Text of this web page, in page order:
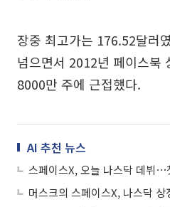
장중 최고가는 176.52달러
넘으면서 2012년 페이스북
8000만 주에 근접했다.
AI 추천 뉴스
스페이스X, 오늘 나스닥 데뷔⋯